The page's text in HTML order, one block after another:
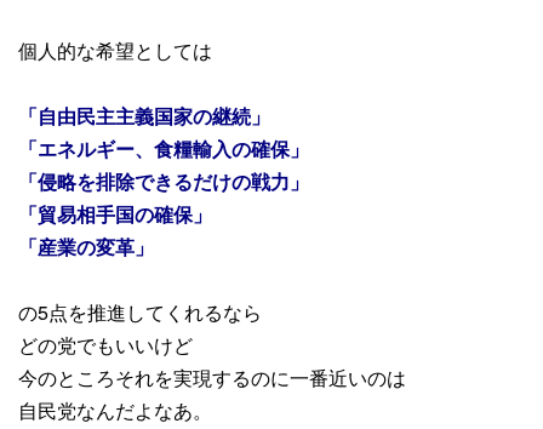
個人的な希望としては
「自由民主主義国家の継続」
「エネルギー、食糧輸入の確保」
「侵略を排除できるだけの戦力」
「貿易相手国の確保」
「産業の変革」
の5点を推進してくれるなら
どの党でもいいけど
今のところそれを実現するのに一番近いのは
自民党なんだよなあ。